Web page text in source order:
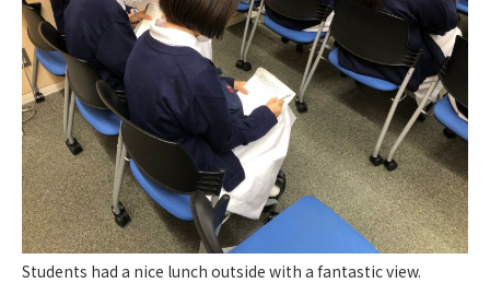
Students had a nice lunch outside with a fantastic view.